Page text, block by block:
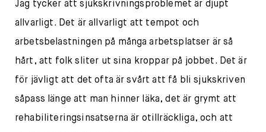
Jag tycker att sjukskrivningsproblemet är djupt
allvarligt. Det är allvarligt att tempot och
arbetsbelastningen på många arbetsplatser är så
hårt, att folk sliter ut sina kroppar på jobbet. Det är
för jävligt att det ofta är svårt att få bli sjukskriven
såpass länge att man hinner läka, det är grymt att
rehabiliteringsinsatserna är otillräckliga, och att